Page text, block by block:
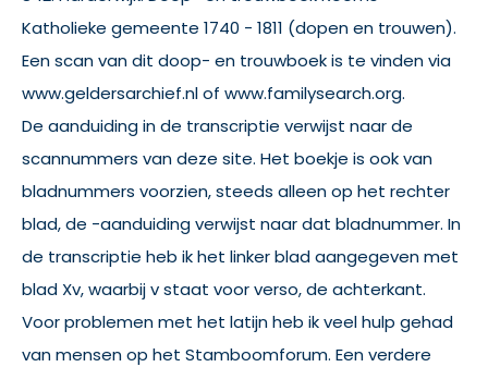
Katholieke gemeente 1740 - 1811 (dopen en trouwen).
Een scan van dit doop- en trouwboek is te vinden via
www.geldersarchief.nl of www.familysearch.org.
De aanduiding in de transcriptie verwijst naar de
scannummers van deze site. Het boekje is ook van
bladnummers voorzien, steeds alleen op het rechter
blad, de -aanduiding verwijst naar dat bladnummer. In
de transcriptie heb ik het linker blad aangegeven met
blad Xv, waarbij v staat voor verso, de achterkant.
Voor problemen met het latijn heb ik veel hulp gehad
van mensen op het Stamboomforum. Een verdere